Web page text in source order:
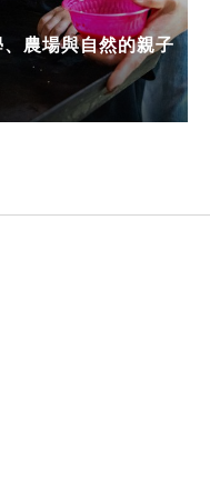
農場與自然的親子